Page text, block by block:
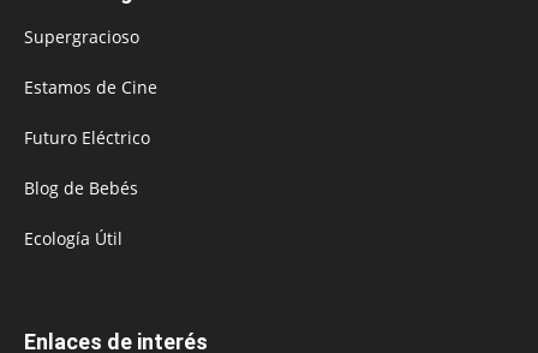
Supergracioso
Estamos de Cine
Futuro Eléctrico
Blog de Bebés
Ecología Útil
Enlaces de interés